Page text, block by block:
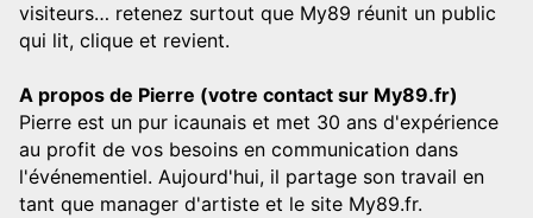
visiteurs… retenez surtout que My89 réunit un public
qui lit, clique et revient.
A propos de Pierre (votre contact sur My89.fr)
Pierre est un pur icaunais et met 30 ans d'expérience
au profit de vos besoins en communication dans
l'événementiel. Aujourd'hui, il partage son travail en
tant que manager d'artiste et le site My89.fr.